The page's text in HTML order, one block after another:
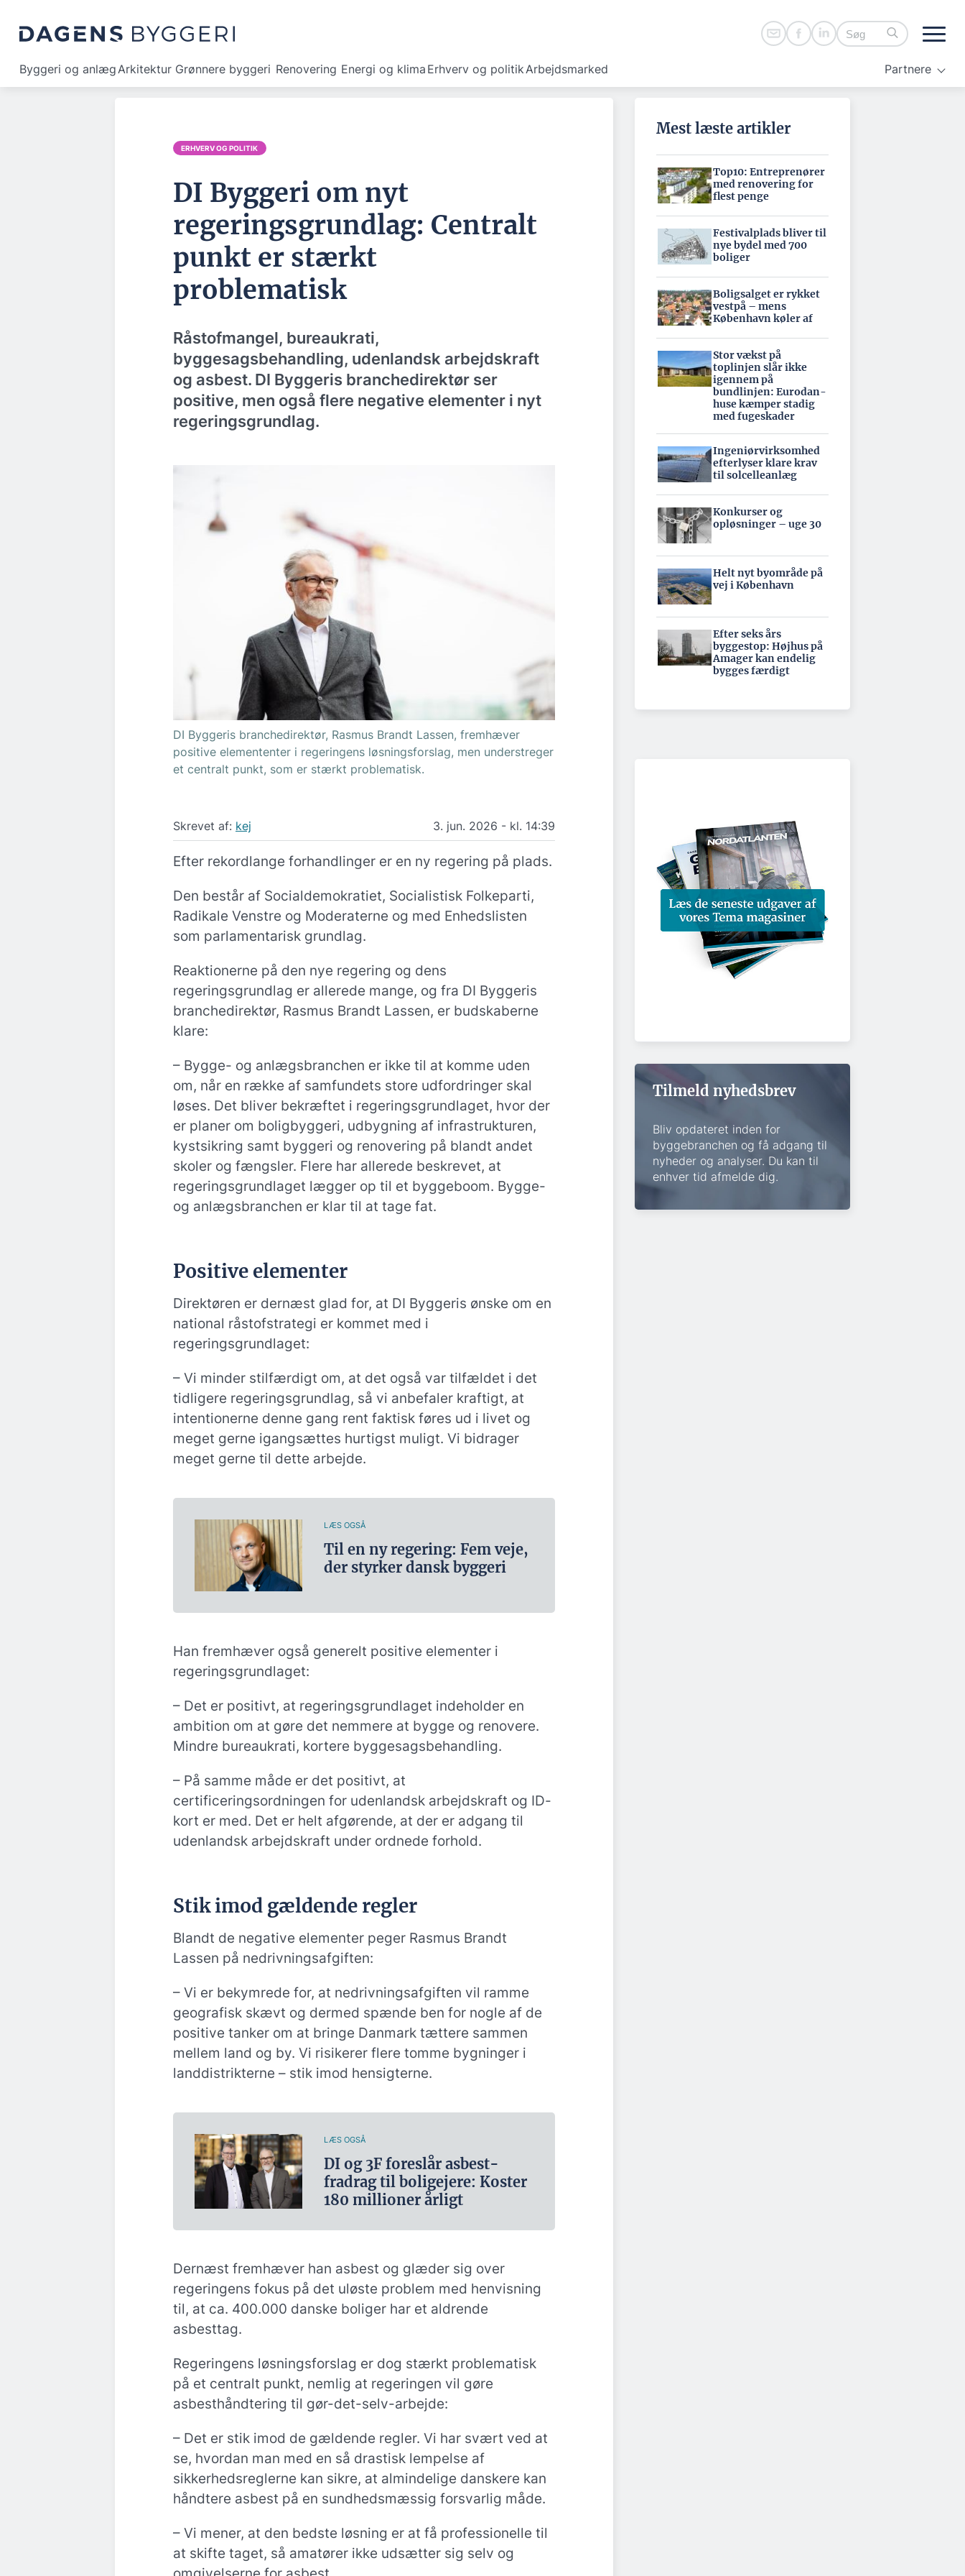
Byggeri og anlægArkitektur Grønnere byggeri Renovering Energi og klima Erhverv og politikArbejdsmarked Partnere
ERHVERV OG POLITIK
DI Byggeri om nyt
regeringsgrundlag: Centralt
punkt er stærkt
problematisk
Råstofmangel, bureaukrati,
byggesagsbehandling, udenlandsk arbejdskraft
og asbest. DI Byggeris branchedirektør ser
positive, men også flere negative elementer i nyt
regeringsgrundlag.
DI Byggeris branchedirektør, Rasmus Brandt Lassen, fremhæver
positive elemententer i regeringens løsningsforslag, men understreger
et centralt punkt, som er stærkt problematisk.
Skrevet af: kej 3. jun. 2026 - kl. 14:39
Efter rekordlange forhandlinger er en ny regering på plads.
Den består af Socialdemokratiet, Socialistisk Folkeparti,
Radikale Venstre og Moderaterne og med Enhedslisten
som parlamentarisk grundlag.
Reaktionerne på den nye regering og dens
regeringsgrundlag er allerede mange, og fra DI Byggeris
branchedirektør, Rasmus Brandt Lassen, er budskaberne
klare:
– Bygge- og anlægsbranchen er ikke til at komme uden
om, når en række af samfundets store udfordringer skal
løses. Det bliver bekræftet i regeringsgrundlaget, hvor der
er planer om boligbyggeri, udbygning af infrastrukturen,
kystsikring samt byggeri og renovering på blandt andet
skoler og fængsler. Flere har allerede beskrevet, at
regeringsgrundlaget lægger op til et byggeboom. Bygge-
og anlægsbranchen er klar til at tage fat.
Positive elementer
Direktøren er dernæst glad for, at DI Byggeris ønske om en
national råstofstrategi er kommet med i
regeringsgrundlaget:
– Vi minder stilfærdigt om, at det også var tilfældet i det
tidligere regeringsgrundlag, så vi anbefaler kraftigt, at
intentionerne denne gang rent faktisk føres ud i livet og
meget gerne igangsættes hurtigst muligt. Vi bidrager
meget gerne til dette arbejde.
LÆS OGSÅ
Til en ny regering: Fem veje,
der styrker dansk byggeri
Han fremhæver også generelt positive elementer i
regeringsgrundlaget:
– Det er positivt, at regeringsgrundlaget indeholder en
ambition om at gøre det nemmere at bygge og renovere.
Mindre bureaukrati, kortere byggesagsbehandling.
– På samme måde er det positivt, at
certificeringsordningen for udenlandsk arbejdskraft og ID-
kort er med. Det er helt afgørende, at der er adgang til
udenlandsk arbejdskraft under ordnede forhold.
Stik imod gældende regler
Blandt de negative elementer peger Rasmus Brandt
Lassen på nedrivningsafgiften:
– Vi er bekymrede for, at nedrivningsafgiften vil ramme
geografisk skævt og dermed spænde ben for nogle af de
positive tanker om at bringe Danmark tættere sammen
mellem land og by. Vi risikerer flere tomme bygninger i
landdistrikterne – stik imod hensigterne.
LÆS OGSÅ
DI og 3F foreslår asbest-
fradrag til boligejere: Koster
180 millioner årligt
Dernæst fremhæver han asbest og glæder sig over
regeringens fokus på det uløste problem med henvisning
til, at ca. 400.000 danske boliger har et aldrende
asbesttag.
Regeringens løsningsforslag er dog stærkt problematisk
på et centralt punkt, nemlig at regeringen vil gøre
asbesthåndtering til gør-det-selv-arbejde:
– Det er stik imod de gældende regler. Vi har svært ved at
se, hvordan man med en så drastisk lempelse af
sikkerhedsreglerne kan sikre, at almindelige danskere kan
håndtere asbest på en sundhedsmæssig forsvarlig måde.
– Vi mener, at den bedste løsning er at få professionelle til
at skifte taget, så amatører ikke udsætter sig selv og
Mest læste artikler
Top10: Entreprenører
med renovering for
flest penge
Festivalplads bliver til
nye bydel med 700
boliger
Boligsalget er rykket
vestpå – mens
København køler af
Stor vækst på
toplinjen slår ikke
igennem på
bundlinjen: Eurodan-
huse kæmper stadig
med fugeskader
Ingeniørvirksomhed
efterlyser klare krav
til solcelleanlæg
Konkurser og
opløsninger – uge 30
Helt nyt byområde på
vej i København
Efter seks års
byggestop: Højhus på
Amager kan endelig
bygges færdigt
Tilmeld nyhedsbrev
Bliv opdateret inden for
byggebranchen og få adgang til
nyheder og analyser. Du kan til
enhver tid afmelde dig.